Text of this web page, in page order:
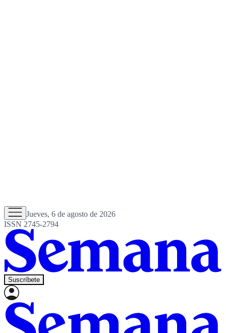
Jueves, 6 de agosto de 2026
ISSN 2745-2794
Suscríbete